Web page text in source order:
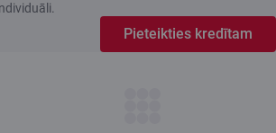
Pieteikties kredītam